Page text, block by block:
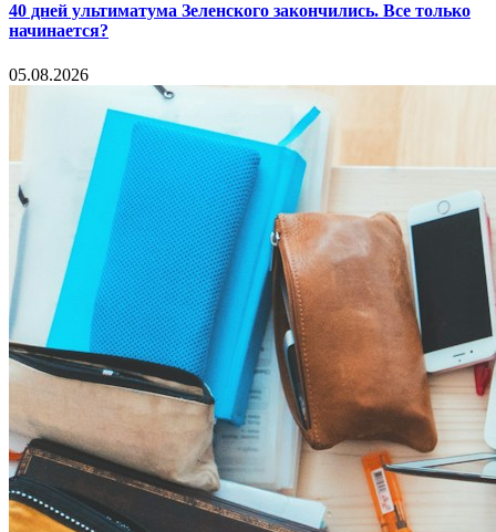
40 дней ультиматума Зеленского закончились. Все только
начинается?
05.08.2026